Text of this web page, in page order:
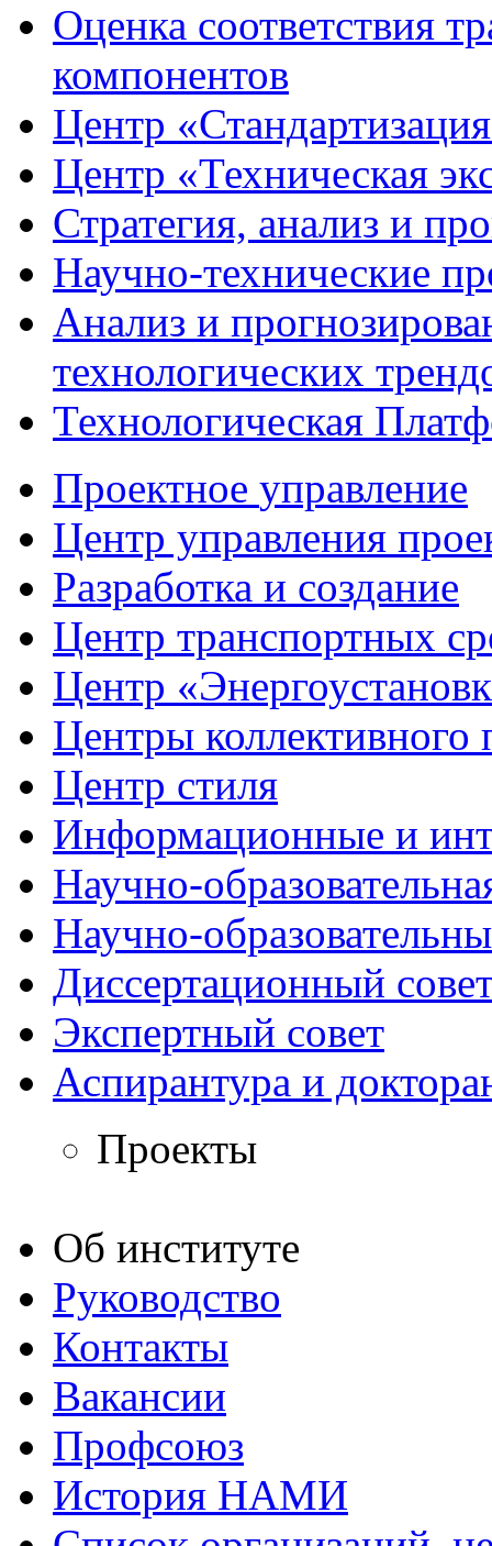
Оценка соответствия
компонентов
Центр
Центр «Техническая
Стратегия, анализ и
Научно-технические
Анализ и
технологических
Технологическая
Проектное управление
Центр управления
Разработка и создание
Центр транспортных
Центр
Центры коллективного
Центр стиля
Информационные и
Научно-
Научно-
Диссертационный
Экспертный совет
Аспирантура и
Проекты
Об институте
Руководство
Контакты
Вакансии
Профсоюз
История НАМИ